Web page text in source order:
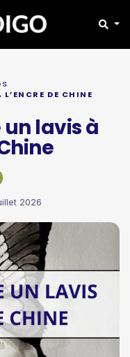
DE CHINE
lavis à
2026